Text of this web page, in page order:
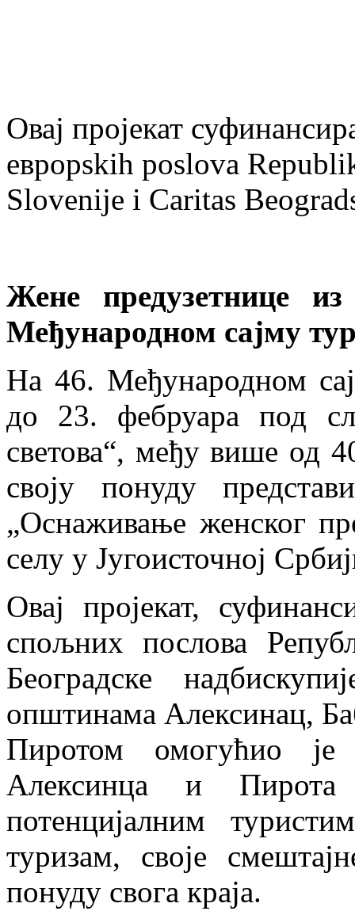
Овај пројекат
евроpskih poslova
Slovenije i Caritas
Жене предузетнице
Међународном сајму
На 46. Међународном
до 23. фебруара под
светова“, међу више од
своју понуду
„Оснаживање женског
селу у Југоисточној
Oвај пројекат,
спољних послова
Београдске
општинама Алексинац,
Пиротом омогућио је
Алексинца и Пирота
потенцијалним
туризам, своје
понуду свога краја.